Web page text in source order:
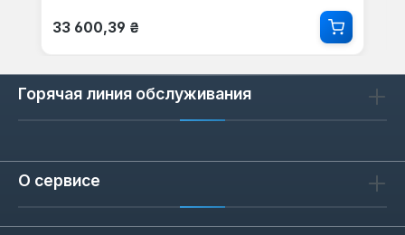
Обычная цена:
33 600,39 ₴
Горячая линия обслуживания
О сервисе